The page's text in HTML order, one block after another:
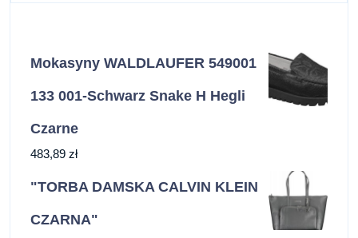
Mokasyny WALDLAUFER 549001
133 001-Schwarz Snake H Hegli
Czarne
483,89 zł
"TORBA DAMSKA CALVIN KLEIN
CZARNA"